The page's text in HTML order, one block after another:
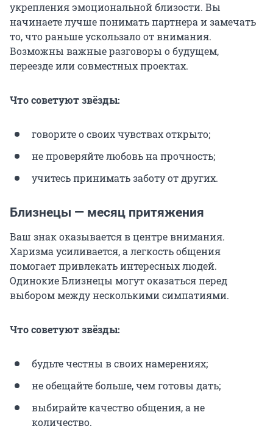
укрепления эмоциональной близости. Вы
начинаете лучше понимать партнера и замечать
то, что раньше ускользало от внимания.
Возможны важные разговоры о будущем,
переезде или совместных проектах.
Что советуют звёзды:
говорите о своих чувствах открыто;
не проверяйте любовь на прочность;
учитесь принимать заботу от других.
Близнецы — месяц притяжения
Ваш знак оказывается в центре внимания.
Харизма усиливается, а легкость общения
помогает привлекать интересных людей.
Одинокие Близнецы могут оказаться перед
выбором между несколькими симпатиями.
Что советуют звёзды:
будьте честны в своих намерениях;
не обещайте больше, чем готовы дать;
выбирайте качество общения, а не
количество.